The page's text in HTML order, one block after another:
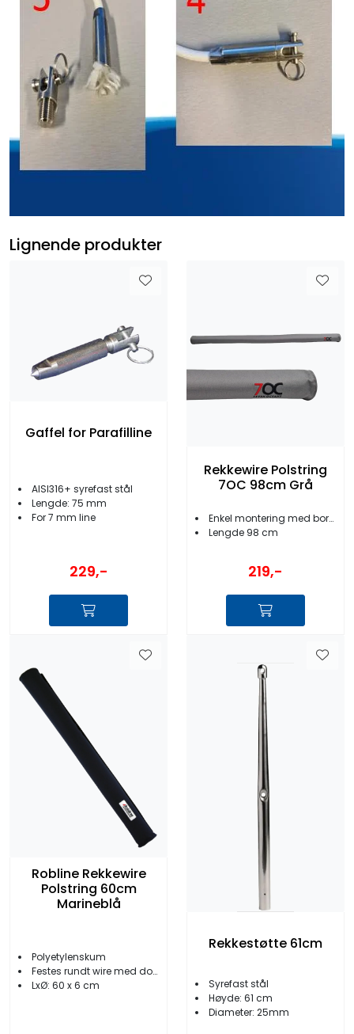
Lignende produkter
Gaffel for Parafilline
AISI316+ syrefast stål
Lengde: 75 mm
For 7 mm line
229,-
Rekkewire Polstring
7OC 98cm Grå
Enkel montering med borelås
Lengde 98 cm
219,-
Robline Rekkewire
Polstring 60cm
Marineblå
Polyetylenskum
Festes rundt wire med dobbel borrelås
LxØ: 60 x 6 cm
Rekkestøtte 61cm
Syrefast stål
Høyde: 61 cm
Diameter: 25mm